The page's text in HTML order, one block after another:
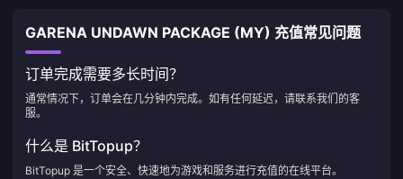
GARENA UNDAWN PACKAGE (MY) 充值常见问题
订单完成需要多长时间？
通常情况下，订单会在几分钟内完成。如有任何延迟，请联系我们的客
服。
什么是 BitTopup？
BitTopup 是一个安全、快速地为游戏和服务进行充值的在线平台。